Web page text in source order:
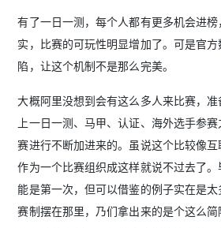
有了一日一测，每个人都有更多机会进
实，比赛的可玩性明显增加了。可是官
陷，让这个机制不是那么完美。
大概阿里没想到会有这么多人来比赛，
上一日一测、马甲、认证、海外选手参
赛进行不断加进来的。虽说这个比较像
作为一个比赛组织成这样就说不过去了
能是第一次，但可以借鉴的例子实在是
赛制摆在那里，乃们拿出来的是个这么